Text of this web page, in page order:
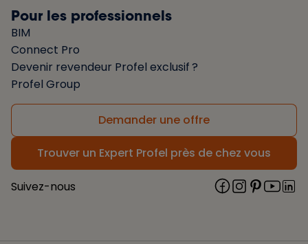
Pour les professionnels
BIM
Connect Pro
Devenir revendeur Profel exclusif ?
Profel Group
Demander une offre
Trouver un Expert Profel près de chez vous
Suivez-nous